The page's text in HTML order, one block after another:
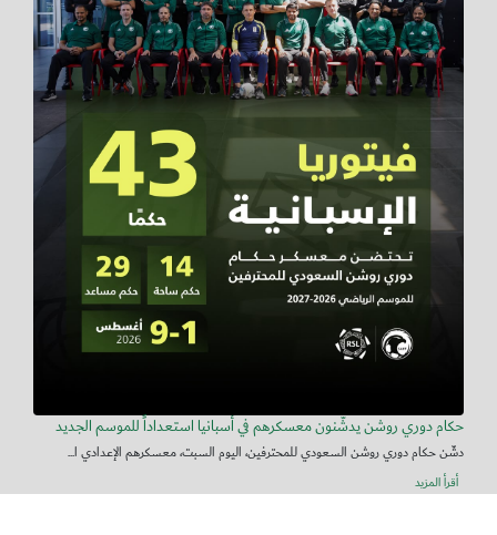
حكام دوري روشن يدشّنون معسكرهم في أسبانيا استعداداً للموسم الجديد
دشّن حكام دوري روشن السعودي للمحترفين، اليوم السبت، معسكرهم الإعدادي ا...
أقرأ المزيد